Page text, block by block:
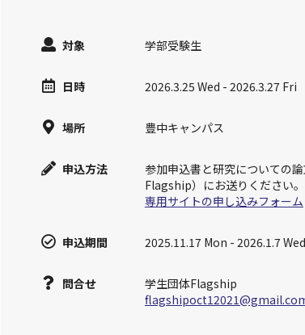
対象 学部受験生
日時 2026.3.25 Wed - 2026.3.27 Fri
場所 豊中キャンパス
申込方法
参加申込書と研究についての
Flagship）にお送りください。
専用サイトの申し込みフォーム
申込期間 2025.11.17 Mon - 2026.1.7 Wed
問合せ
学生団体Flagship